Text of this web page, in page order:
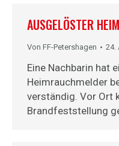
AUSGELÖSTER
Von FF-Petershagen 24.
Eine Nachbarin hat
Heimrauchmelder
verständig. Vor Ort
Brandfeststellung